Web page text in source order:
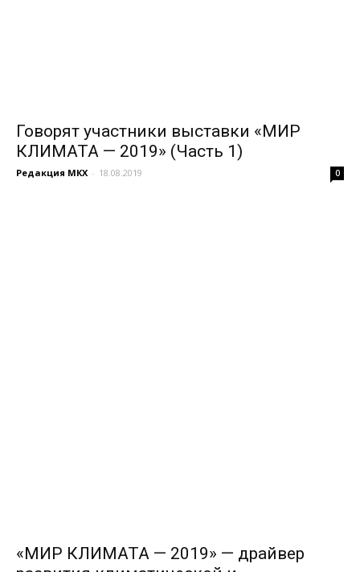
Говорят участники выставки «МИР
КЛИМАТА — 2019» (Часть 1)
Редакция МКХ - 18.08.2019 0
«МИР КЛИМАТА — 2019» — драйвер